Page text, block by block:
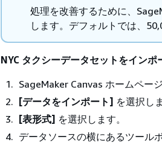
処理を改善するために、
します。デフォルトでは、
NYC タクシーデータセットをインポ
SageMaker Canvas ホームペー
[データをインポート] を選択し
[表形式] を選択します。
データソースの横にあるツール